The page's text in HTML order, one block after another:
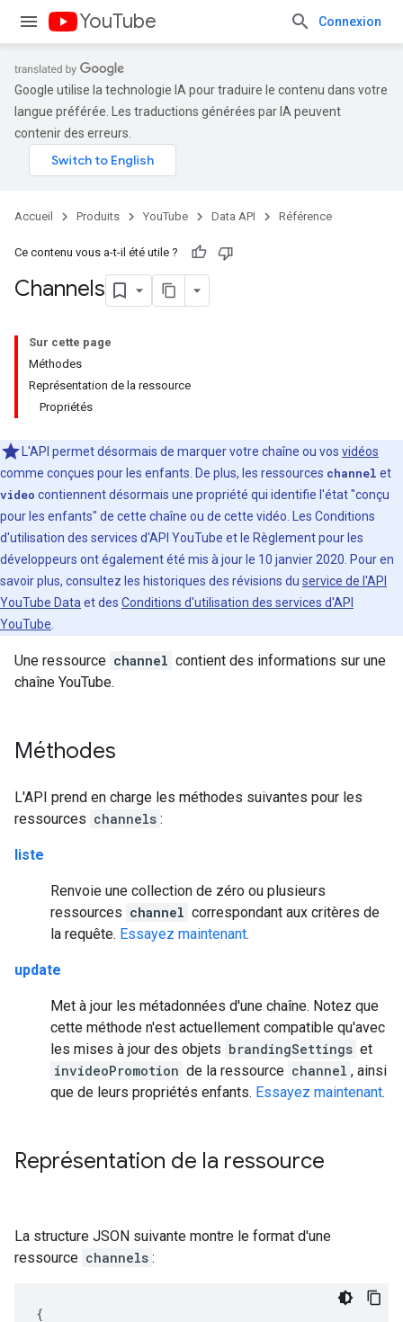
YouTube Connexion
Google utilise la technologie IA pour traduire le contenu dans votre
langue préférée. Les traductions générées par IA peuvent
contenir des erreurs.
Accueil Produits YouTube Data API Référence
Ce contenu vous a-t-il été utile ?
Channels
Sur cette page
Méthodes
Représentation de la ressource
Propriétés
L'API permet désormais de marquer votre chaîne ou vos vidéos
comme conçues pour les enfants. De plus, les ressources channel et
video contiennent désormais une propriété qui identifie l'état "conçu
pour les enfants" de cette chaîne ou de cette vidéo. Les Conditions
d'utilisation des services d'API YouTube et le Règlement pour les
développeurs ont également été mis à jour le 10 janvier 2020. Pour en
savoir plus, consultez les historiques des révisions du service de l'API
YouTube Data et des Conditions d'utilisation des services d'API
YouTube
Une ressource channel contient des informations sur une
chaîne YouTube.
Méthodes
L'API prend en charge les méthodes suivantes pour les
ressources channels :
liste
Renvoie une collection de zéro ou plusieurs
ressources channel correspondant aux critères de
la requête. Essayez maintenant.
update
Met à jour les métadonnées d'une chaîne. Notez que
cette méthode n'est actuellement compatible qu'avec
les mises à jour des objets brandingSettings et
invideoPromotion de la ressource channel , ainsi
que de leurs propriétés enfants. Essayez maintenant.
Représentation de la ressource
La structure JSON suivante montre le format d'une
ressource channels :